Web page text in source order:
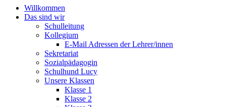
Willkommen
Das sind wir
Schulleitung
Kollegium
E-Mail Adressen der Lehrer/innen
Sekretariat
Sozialpädagogin
Schulhund Lucy
Unsere Klassen
Klasse 1
Klasse 2